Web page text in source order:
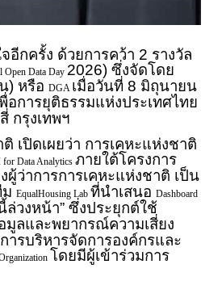
กครั้ง ด้วยการคว้า 2 รางวัล
Open Data Day 2026) ซึ่งจัดโดย
) หรือ DGA เมื่อวันที่ 8 มิถุนายน
การยุติธรรมแห่งประเทศไทย
กรุงเทพฯ
เปิดเผยว่า การเคหะแห่งชาติ
Data Analytics ภายใต้โครงการ
ว่าการการเคหะแห่งชาติ เป็น
EqualHousing Lab ที่นำเสนอ Dashboard
วงหน้า” ซึ่งประยุกต์ใช้
มูลและพยากรณ์ความเสี่ยง
รบริหารจัดการองค์กรและ
โดยมีผู้เข้าร่วมการ